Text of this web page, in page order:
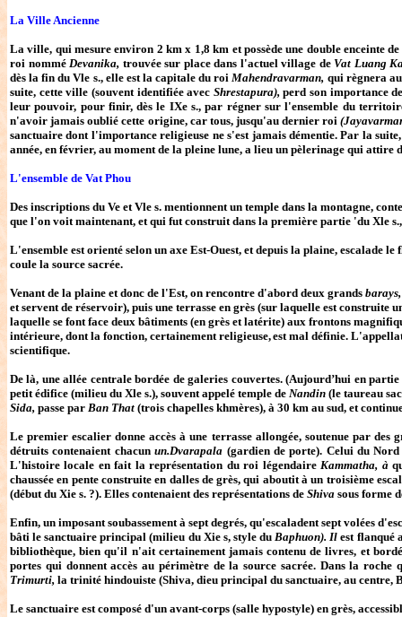
La Ville Ancienne
La ville, qui mesure environ 2 km x 1,8 km et possède une double enceinte
roi nommé Devanika, trouvée sur place dans l'actuel village de Vat Luang
dès la fin du Vle s., elle est la capitale du roiMahendravarman, qui règnera
suite, cette ville (souvent identifiée avec Shrestapura),perd son importance
leur pouvoir, pour finir, dès le IXe s., par régner sur l'ensemble du
n'avoir jamais oublié cette origine, car tous, jusqu'au dernier roi
sanctuaire dont l'importance religieuse ne s'est jamais démentie. Par la
année, en février, au moment de la pleine lune, a lieu un pèlerinage qui attire
L'ensemble de Vat Phou
Des inscriptions du Ve et Vle s. mentionnent un temple dans la montagne,
que l'on voit maintenant, et qui fut construit dans la première partie 'du Xle
L'ensemble est orienté selon un axe Est-Ouest, et depuis la plaine, escalade
coule la source sacrée.
Venant de la plaine et donc de l'Est, on rencontre d'abord deux grands
et servent de réservoir), puis une terrasse en grès (sur laquelle est construite
laquelle se font face deux bâtiments (en grès et latérite) aux frontons
intérieure, dont la fonction, certainement religieuse,est mal définie.
scientifique.
De là, une allée centrale bordée de galeries couvertes. (Aujourd’hui en
petit édifice (milieu du Xle s.), souvent appelé temple deNandin(le taureau
Sida, passe par Ban That (trois chapelles khmères), à 30 km au sud, et
Le premier escalier donne accès à une terrasse allongée, soutenue par
détruits contenaient chacunun.Dvarapala (gardien de porte). Celui du
L'histoire locale en fait la représentation du roi légendaireKammatha, à
chaussée en pente construite en dalles de grès, qui aboutit à un troisième
(début du Xie s. ?). Elles contenaient des représentations de Shiva sous forme
Enfin, un imposant soubassement à sept degrés, qu'escaladent sept volées
bâti le sanctuaire principal (milieu du Xie s, style duBaphuon). Ilest flanqué
bibliothèque, bien qu'il n'ait certainement jamais contenu de livres, et
portes qui donnent accès au périmètre de la source sacrée. Dans la
Trimurti, la trinité hindouiste (Shiva, dieu principal du sanctuaire, au centre,
Le sanctuaire est composé d'un avant-corps (salle hypostyle) en grès,